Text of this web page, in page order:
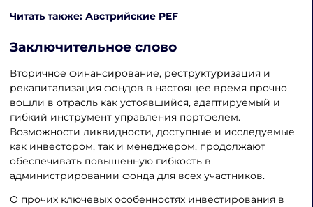
Читать также: Австрийские PEF
Заключительное слово
Вторичное финансирование, реструктуризация и
рекапитализация фондов в настоящее время прочно
вошли в отрасль как устоявшийся, адаптируемый и
гибкий инструмент управления портфелем.
Возможности ликвидности, доступные и исследуемые
как инвестором, так и менеджером, продолжают
обеспечивать повышенную гибкость в
администрировании фонда для всех участников.
О прочих ключевых особенностях инвестирования в